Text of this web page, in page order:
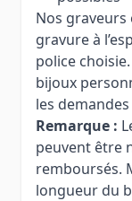
Nos
gravure à
police
bijoux
les
Remarque :
peuvent être
remboursés.
longueur du